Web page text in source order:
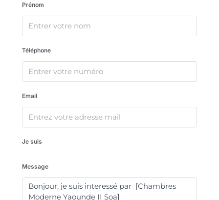
Prénom
Téléphone
Email
Je suis
Message